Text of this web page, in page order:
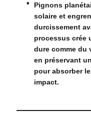
Pignons
solaire et
durcissement
processus crée
dure comme du
en préservant
pour absorber
impact.